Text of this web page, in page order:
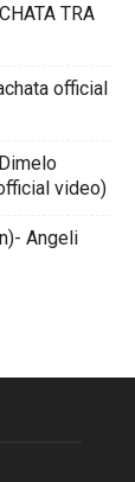
TRA
official
video)
Angeli